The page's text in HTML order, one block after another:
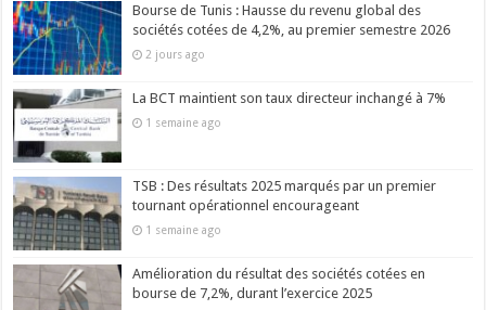
Bourse de Tunis : Hausse du revenu global des
sociétés cotées de 4,2%, au premier semestre 2026
2 jours ago
La BCT maintient son taux directeur inchangé à 7%
1 semaine ago
TSB : Des résultats 2025 marqués par un premier
tournant opérationnel encourageant
1 semaine ago
Amélioration du résultat des sociétés cotées en
bourse de 7,2%, durant l’exercice 2025